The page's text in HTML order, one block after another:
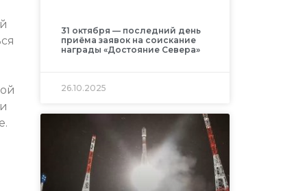
31 октября — последний день
приёма заявок на соискание
награды «Достояние Севера»
26.10.2025